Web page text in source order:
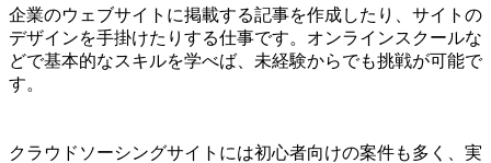
企業のウェブサイトに掲載する記事を作成したり、サイトの
デザインを手掛けたりする仕事です。オンラインスクールな
どで基本的なスキルを学べば、未経験からでも挑戦が可能で
す。
クラウドソーシングサイトには初心者向けの案件も多く、実